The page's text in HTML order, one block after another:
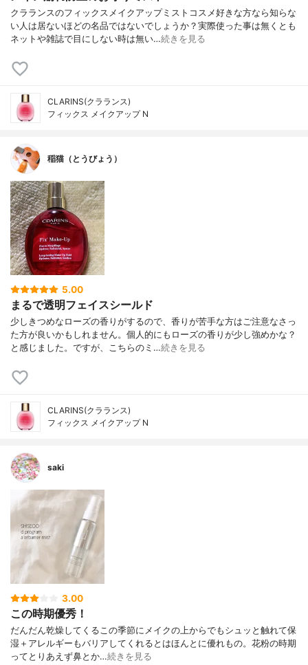
クラランスのフィックスメイクアップミストコスメ好きな方なら知らな
い人は居ないほどの名品ではないでしょうか？実際使った事は無くとも
ネットや雑誌で目にしない時は無い…続きを見る
CLARINS(クラランス)
フィックス メイクアップ N
稲猫（とうびょう）
5.00
まるで透明フェイスシールド
少しきつめなローズの香りがするので、香りが苦手な方はご注意なさっ
た方が良いかもしれません。個人的にもローズの香りが少し強めかな？
と感じました。ですが、こちらのミ…続きを見る
CLARINS(クラランス)
フィックス メイクアップ N
saki
3.00
この時期優秀！
だんだん乾燥してくるこの季節に メイクの上からでもシュッと触れて 保
湿＋アレルギーもバリアしてくれるとは ほんとに優れもの。 花粉の時期
って とりあえず鼻とか…続きを見る